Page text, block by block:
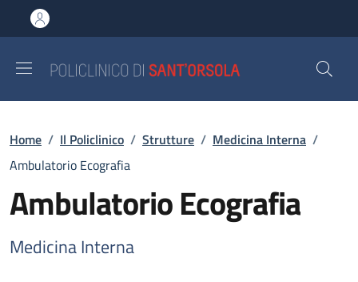
al contenuto principale
to footer content
Briciole di pane
Home / Il Policlinico / Strutture / Medicina Interna /
Ambulatorio Ecografia
Ambulatorio Ecografia
Medicina Interna